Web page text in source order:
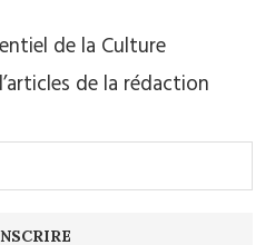
de la Culture
de la rédaction